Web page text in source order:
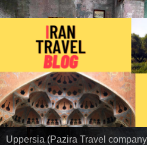
Uppersia (Pazira Travel